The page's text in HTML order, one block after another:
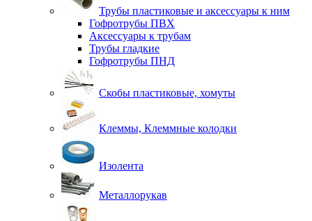
Трубы пластиковые и аксессуары к ним
Гофротрубы ПВХ
Аксессуары к трубам
Трубы гладкие
Гофротрубы ПНД
Скобы пластиковые, хомуты
Клеммы, Клеммные колодки
Изолента
Металлорукав